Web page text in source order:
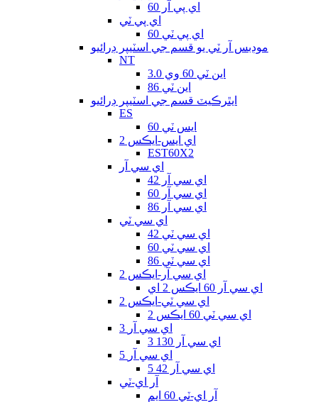
اي پي آر 60
اي پي ٽي
اي پي ٽي 60
موڊبس آر ٽي يو قسم جي اسٽيپر ڊرائيو
NT
اين ٽي 60 وي 3.0
اين ٽي 86
ايٿرڪيٽ قسم جي اسٽيپر ڊرائيو
ES
ايس ٽي 60
اي ايس-ايڪس 2
EST60X2
اي سي آر
اي سي آر 42
اي سي آر 60
اي سي آر 86
اي سي ٽي
اي سي ٽي 42
اي سي ٽي 60
اي سي ٽي 86
اي سي آر-ايڪس 2
اي سي آر 60 ايڪس 2 اي
اي سي ٽي-ايڪس 2
اي سي ٽي 60 ايڪس 2
3 اي سي آر
3 اي سي آر 130
5 اي سي آر
5 اي سي آر 42
آر اي-ٽي
آر اي-ٽي 60 ايم